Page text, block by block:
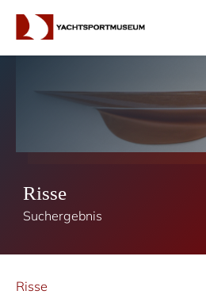
Risse
Suchergebnis
Risse